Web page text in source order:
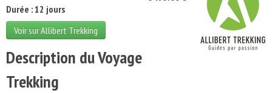
Durée : 12 jours
Voir sur Allibert Trekking
Description du Voyage
Trekking